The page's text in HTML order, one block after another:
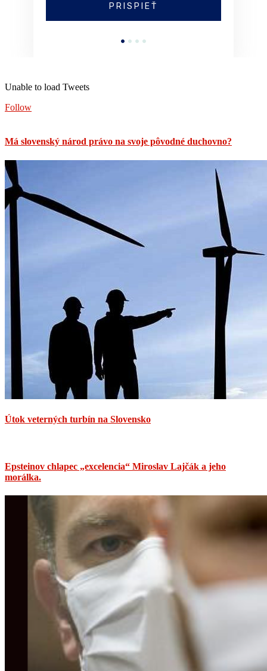
Unable to load Tweets
Follow
Má slovenský národ právo na svoje pôvodné duchovno?
Útok veterných turbín na Slovensko
Epsteinov chlapec „excelencia“ Miroslav Lajčák a jeho
morálka.